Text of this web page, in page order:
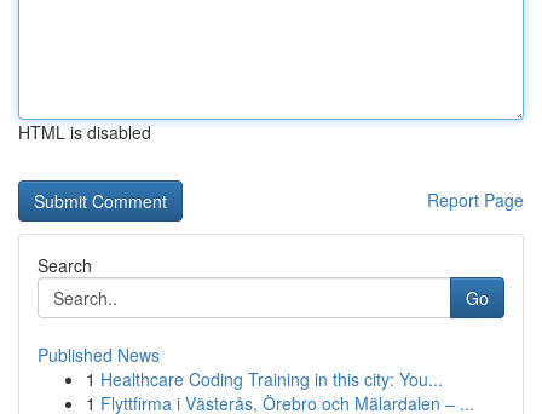
HTML is disabled
Report Page
Search
Go
Published News
1 Healthcare Coding Training in this city: You...
1 Flyttfirma i Västerås, Örebro och Mälardalen – ...